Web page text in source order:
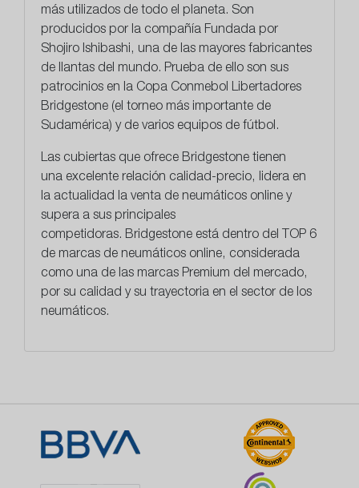
más utilizados de todo el planeta. Son
producidos por la compañía Fundada por
Shojiro Ishibashi, una de las mayores fabricantes
de llantas del mundo. Prueba de ello son sus
patrocinios en la Copa Conmebol Libertadores
Bridgestone (el torneo más importante de
Sudamérica) y de varios equipos de fútbol.
Las cubiertas que ofrece Bridgestone tienen
una excelente relación calidad-precio, lidera en
la actualidad la venta de neumáticos online y
supera a sus principales
competidoras. Bridgestone está dentro del TOP 6
de marcas de neumáticos online, considerada
como una de las marcas Premium del mercado,
por su calidad y su trayectoria en el sector de los
neumáticos.